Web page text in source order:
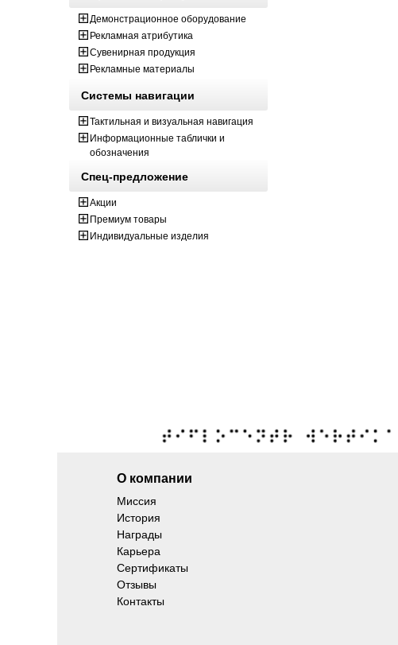
Демонстрационное оборудование
Рекламная атрибутика
Сувенирная продукция
Рекламные материалы
Системы навигации
Тактильная и визуальная навигация
Информационные таблички и
обозначения
Спец-предложение
Акции
Премиум товары
Индивидуальные изделия
О компании
Миссия
История
Награды
Карьера
Сертификаты
Отзывы
Контакты